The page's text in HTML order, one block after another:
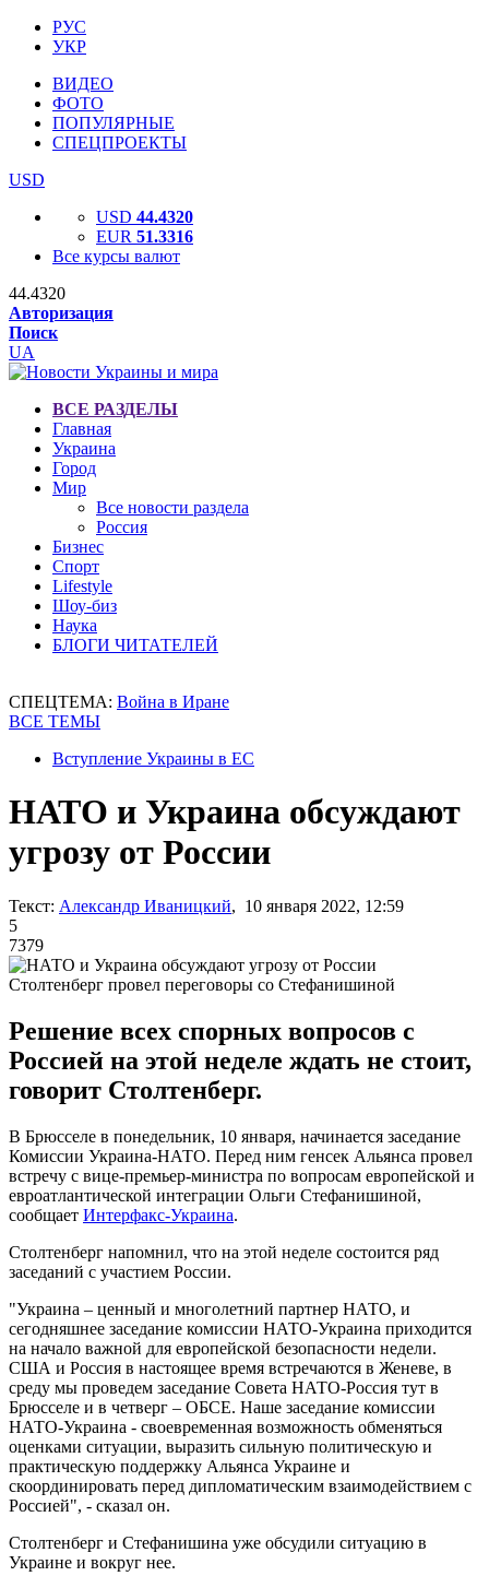
РУС
УКР
ВИДЕО
ФОТО
ПОПУЛЯРНЫЕ
СПЕЦПРОЕКТЫ
USD
USD 44.4320
EUR 51.3316
Все курсы валют
44.4320
Авторизация
Поиск
UA
ВСЕ РАЗДЕЛЫ
Главная
Украина
Город
Мир
Все новости раздела
Россия
Бизнес
Спорт
Lifestyle
Шоу-биз
Наука
БЛОГИ ЧИТАТЕЛЕЙ
СПЕЦТЕМА: Война в Иране
ВСЕ ТЕМЫ
Вступление Украины в ЕС
НАТО и Украина обсуждают
угрозу от России
Текст: Александр Иваницкий, 10 января 2022, 12:59
5
7379
Столтенберг провел переговоры со Стефанишиной
Решение всех спорных вопросов с
Россией на этой неделе ждать не стоит,
говорит Столтенберг.
В Брюсселе в понедельник, 10 января, начинается заседание
Комиссии Украина-НАТО. Перед ним генсек Альянса провел
встречу с вице-премьер-министра по вопросам европейской и
евроатлантической интеграции Ольги Стефанишиной,
сообщает Интерфакс-Украина.
Столтенберг напомнил, что на этой неделе состоится ряд
заседаний с участием России.
"Украина – ценный и многолетний партнер НАТО, и
сегодняшнее заседание комиссии НАТО-Украина приходится
на начало важной для европейской безопасности недели.
США и Россия в настоящее время встречаются в Женеве, в
среду мы проведем заседание Совета НАТО-Россия тут в
Брюсселе и в четверг – ОБСЕ. Наше заседание комиссии
НАТО-Украина - своевременная возможность обменяться
оценками ситуации, выразить сильную политическую и
практическую поддержку Альянса Украине и
скоординировать перед дипломатическим взаимодействием с
Россией", - сказал он.
Столтенберг и Стефанишина уже обсудили ситуацию в
Украине и вокруг нее.